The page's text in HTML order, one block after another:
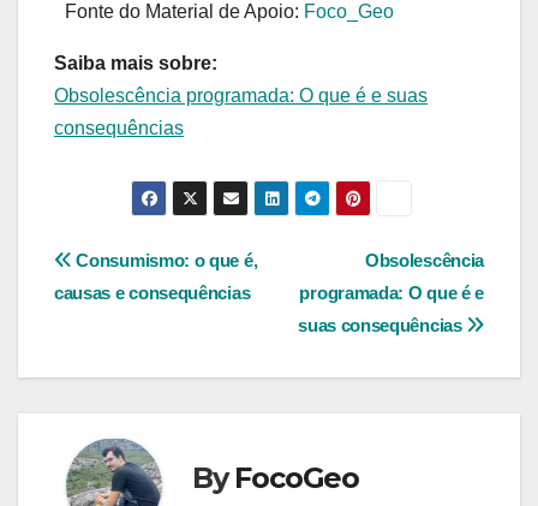
Fonte do Material de Apoio: Foco_Geo
Saiba mais sobre:
Obsolescência programada: O que é e suas
consequências
Navegação
Post
Obsolescência
programada: O que é e
suas consequências
Consumismo: o que é,
causas e consequências
ByFocoGeo